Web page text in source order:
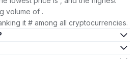
volume of .
it # among all cryptocurrencies.